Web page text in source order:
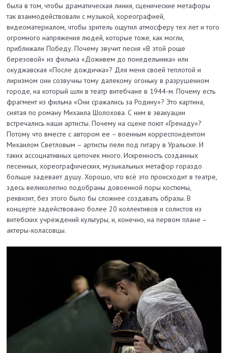
была в том, чтобы драматическая линия, сценические метафоры
так взаимодействовали с музыкой, хореографией,
видеоматериалом, чтобы зритель ощутил атмосферу тех лет и того
огромного напряжения людей, которые тоже, как могли,
приближали Победу. Почему звучит песня «В этой роще
березовой» из фильма «Доживем до понедельника» или
окуджавская «После дождичка»? Для меня своей теплотой и
лиризмом они созвучны тому далекому огоньку в разрушенном
городе, на который шли в театр витебчане в 1944-м. Почему есть
фрагмент из фильма «Они сражались за Родину»? Это картина,
снятая по роману Михаила Шолохова. С ним в эвакуации
встречались наши артисты. Почему на сцене поют «Гренаду»?
Потому что вместе с автором ее – военным корреспондентом
Михаилом Светловым – артисты пели под гитару в Уральске. И
таких ассоциативных цепочек много. Искренность созданных
песенных, хореографических, музыкальных метафор гораздо
больше задевает душу. Хорошо, что всё это происходит в театре,
здесь великолепно подобраны довоенной поры костюмы,
реквизит, без этого было бы сложнее создавать образы. В
концерте задействовано более 20 коллективов и солистов из
витебских учреждений культуры, и, конечно, на первом плане –
актеры-коласовцы.